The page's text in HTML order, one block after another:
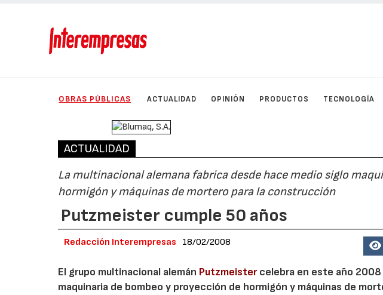
OBRAS PÚBLICAS ACTUALIDAD OPINIÓN PRODUCTOS TECNOLOGÍA
ACTUALIDAD
La multinacional alemana fabrica desde hace medio siglo
hormigón y máquinas de mortero para la construcción
Putzmeister cumple 50 años
Redacción Interempresas 18/02/2008
El grupo multinacional alemán Putzmeistercelebra en este año 2008
maquinaria de bombeo y proyección de hormigón y máquinas de